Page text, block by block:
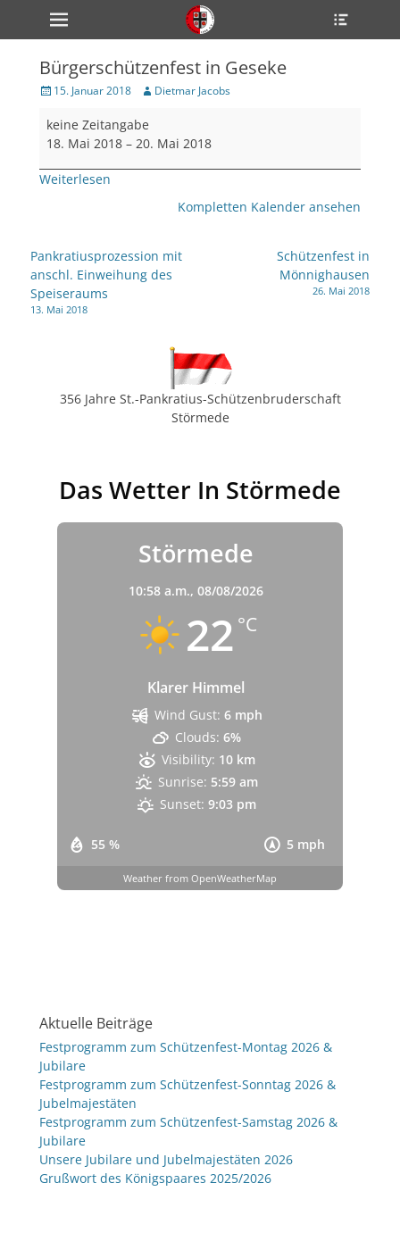
zum
Inhalt
Primärmenü
Bürgerschützenfest in Geseke
Veröffentlicht
15. Januar 2018 Author
Dietmar Jacobs
Bürgerschützenfest
in
Geseke
keine Zeitangabe
18. Mai 2018 – 20. Mai 2018
Weiterlesen
Kompletten Kalender ansehen
Beitragsnavigation
Pankratiusprozession mit
anschl. Einweihung des
Speiseraums
13. Mai 2018
Schützenfest in
Mönnighausen
26. Mai 2018
356 Jahre St.-Pankratius-Schützenbruderschaft
Störmede
Das Wetter In Störmede
Störmede
10:58 a.m., 08/08/2026
22 °C
Klarer Himmel
55 % 5 mph
Wind Gust: 6 mph
Clouds: 6%
Visibility: 10 km
Sunrise: 5:59 am
Sunset: 9:03 pm
Weather from OpenWeatherMap
Aktuelle Beiträge
Festprogramm zum Schützenfest-Montag 2026 &
Jubilare
Festprogramm zum Schützenfest-Sonntag 2026 &
Jubelmajestäten
Festprogramm zum Schützenfest-Samstag 2026 &
Jubilare
Unsere Jubilare und Jubelmajestäten 2026
Grußwort des Königspaares 2025/2026